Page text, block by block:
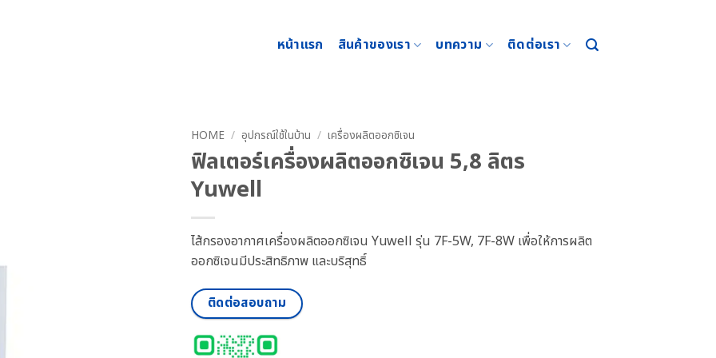
หน้าแรก สินค้าของเรา บทความ ติดต่อเรา
HOME / อุปกรณ์ใช้ในบ้าน / เครื่องผลิตออกซิเจน
ฟิลเตอร์เครื่องผลิตออกซิเจน 5,8 ลิตร
Yuwell
ไส้กรองอากาศเครื่องผลิตออกซิเจน Yuwell รุ่น 7F-5W, 7F-8W เพื่อให้การผลิต
ออกซิเจนมีประสิทธิภาพ และบริสุทธิ์
ติดต่อสอบถาม